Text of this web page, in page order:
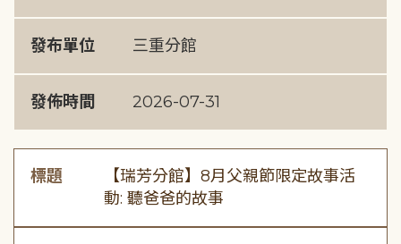
發布單位 三重分館
發佈時間 2026-07-31
標題
【瑞芳分館】8月父親節限定故事活
動: 聽爸爸的故事